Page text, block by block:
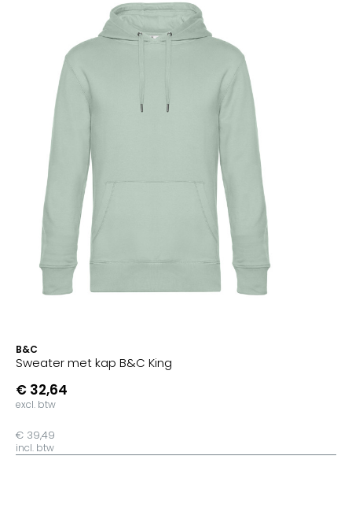
B&C
Sweater met kap B&C King
€ 32,64
excl. btw
€ 39,49
incl. btw